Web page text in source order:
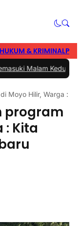
HUKUM & KRIMINAL
Malam Kedua yang
Moyo Hilir, Warga :
program
: Kita